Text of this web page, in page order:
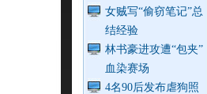
女贼写“偷窃笔记”总
结经验
林书豪进攻遭“包夹”
血染赛场
4名90后发布虐狗照